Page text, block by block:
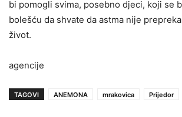
bi pomogli svima, posebno djeci, koji se
bolešću da shvate da astma nije
život.
agencije
TAGOVI ANEMONA mrakovica Prijedor